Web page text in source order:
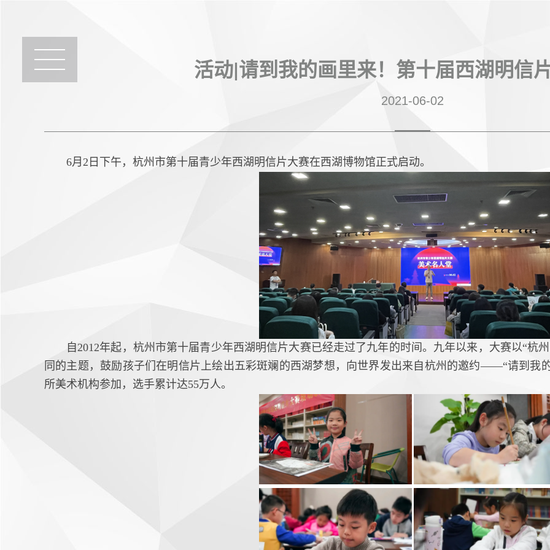
活动|请到我的画里来！第十届西湖明信
2021-06-02
6月2日下午，杭州市第十届青少年西湖明信片大赛在西湖博物馆正式启动。
自2012年起，杭州市第十届青少年西湖明信片大赛已经走过了九年的时间。九年以来，大赛以“杭
同的主题，鼓励孩子们在明信片上绘出五彩斑斓的西湖梦想，向世界发出来自杭州的邀约——“请到我
所美术机构参加，选手累计达55万人。